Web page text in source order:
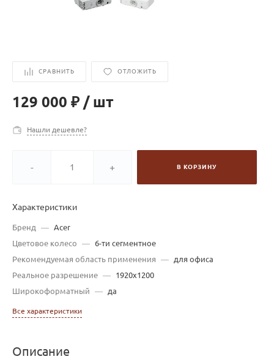
СРАВНИТЬ ОТЛОЖИТЬ
129 000 ₽ / шт
Нашли дешевле?
- + В КОРЗИНУ
Характеристики
Бренд —
Acer
Цветовое колесо
— 6-ти сегментное
Рекомендуемая область применения
—
для офиса
Реальное разрешение —
1920x1200
Широкоформатный
— да
Все характеристики
Описание